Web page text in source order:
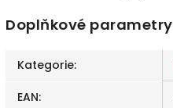
Doplňkové parametry
Kategorie:
EAN: